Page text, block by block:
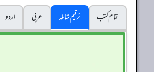
تمام کتب
ترقیم شاملہ عربی
اردو